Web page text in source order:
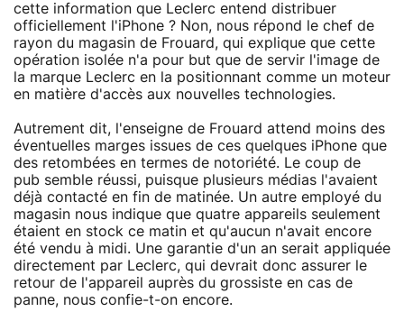
cette information que Leclerc entend distribuer
officiellement l'iPhone ? Non, nous répond le chef de
rayon du magasin de Frouard, qui explique que cette
opération isolée n'a pour but que de servir l'image de
la marque Leclerc en la positionnant comme un moteur
en matière d'accès aux nouvelles technologies.
Autrement dit, l'enseigne de Frouard attend moins des
éventuelles marges issues de ces quelques iPhone que
des retombées en termes de notoriété. Le coup de
pub semble réussi, puisque plusieurs médias l'avaient
déjà contacté en fin de matinée. Un autre employé du
magasin nous indique que quatre appareils seulement
étaient en stock ce matin et qu'aucun n'avait encore
été vendu à midi. Une garantie d'un an serait appliquée
directement par Leclerc, qui devrait donc assurer le
retour de l'appareil auprès du grossiste en cas de
panne, nous confie-t-on encore.